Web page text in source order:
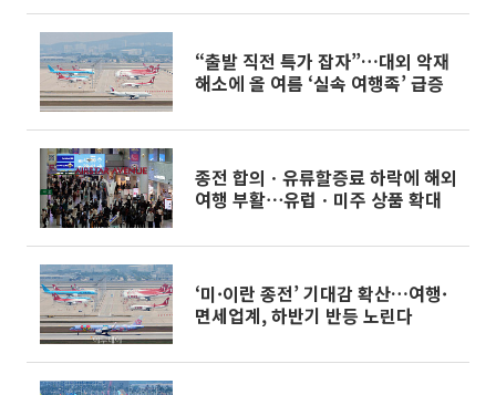
“출발 직전 특가 잡자”…대외 악재
해소에 올 여름 ‘실속 여행족’ 급증
종전 합의ㆍ유류할증료 하락에 해외
여행 부활⋯유럽ㆍ미주 상품 확대
‘미·이란 종전’ 기대감 확산…여행·
면세업계, 하반기 반등 노린다